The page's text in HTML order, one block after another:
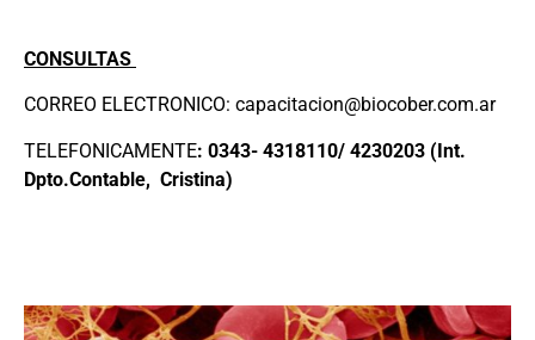
CONSULTAS
CORREO ELECTRONICO: capacitacion@biocober.com.ar
TELEFONICAMENTE: 0343- 4318110/ 4230203 (Int.
Dpto.Contable, Cristina)